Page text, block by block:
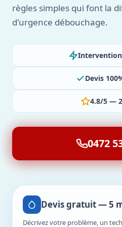
règles simples qui font la
d'urgence débouchage.
Devis
4.8/5 —
0472
Devis gratuit — 5
Décrivez votre problème, un